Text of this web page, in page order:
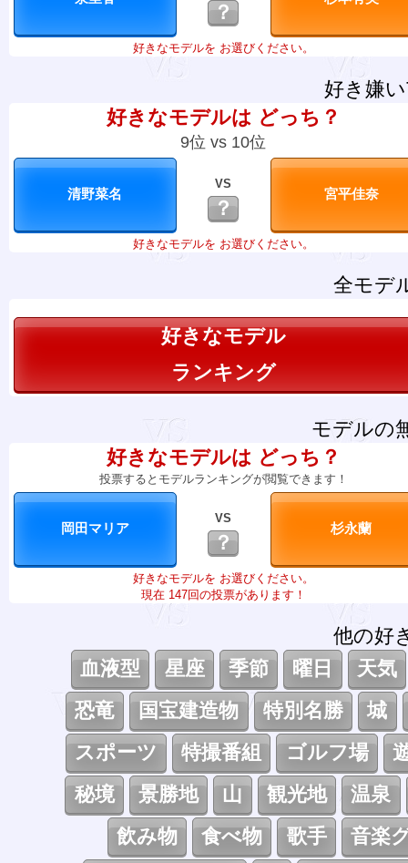
？
好きなモデルを お選びください。
好き嫌
好きなモデルは どっち？
9位 vs 10位
VS
？
好きなモデルを お選びください。
全モデ
好きなモデル
ランキング
モデルの
好きなモデルは どっち？
投票するとモデルランキングが閲覧できます！
VS
？
好きなモデルを お選びください。
現在 147回の投票があります！
他の好
血液型
星座 季節 曜日
天気
恐竜
国宝建造物 特別名勝
城
スポーツ
特撮番組 ゴルフ場
秘境
景勝地 山 観光地
温泉
飲み物
食べ物 歌手
音楽